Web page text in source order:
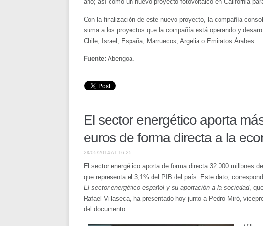
año; así como un nuevo proyecto fotovoltaico en California
Con la finalización de este nuevo proyecto, la compañía
suma a los proyectos que la compañía está operando y
Chile, Israel, España, Marruecos, Argelia o Emiratos Árabes.
Fuente: Abengoa.
El sector energético aporta
euros de forma directa a la
28/05/2014 AT 16:25
El sector energético aporta de forma directa 32.000 millones
que representa el 3,1% del PIB del país. Este dato,
El sector energético español y su aportación a la sociedad,
Rafael Villaseca, ha presentado hoy junto a Pedro Miró,
del documento.